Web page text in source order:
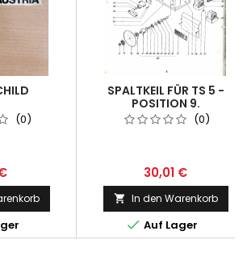
(0)
SPALTKEIL FÜR TS 5 -
POSITION 9.
(0)
30,01 €
 In den Warenkorb
 Auf Lager